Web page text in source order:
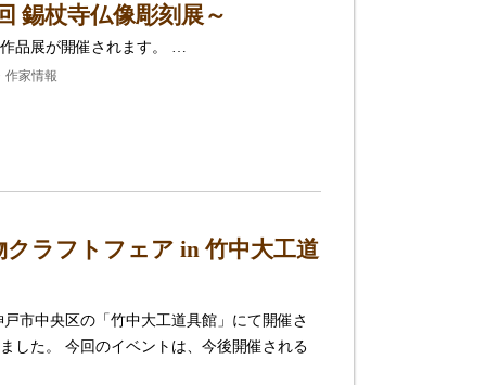
錫杖寺仏像彫刻展～
品展が開催されます。 …
作家情報
ラフトフェア in 竹中大工道
市中央区の「竹中大工道具館」にて開催さ
した。 今回のイベントは、今後開催される